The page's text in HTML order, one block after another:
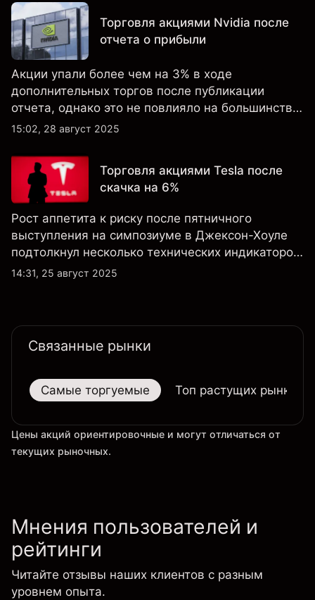
Торговля акциями Nvidia после
отчета о прибыли
Акции упали более чем на 3% в ходе
дополнительных торгов после публикации
отчета, однако это не повлияло на большинство
ключевых технических индикаторов, а
крайне оптимистичными.
15:02, 28 август 2025
Торговля акциями Tesla после
скачка на 6%
Рост аппетита к риску после пятничного
выступления на симпозиуме в Джексон-Хоуле
подтолкнул несколько технических индикаторов
по акциям Tesla к положительным значениям,
14:31, 25 август 2025
Связанные рынки
Самые торгуемые Топ растущих рынков
Цены акций ориентировочные и могут отличаться от
текущих рыночных.
Мнения пользователей и
рейтинги
Читайте отзывы наших клиентов с разным
уровнем опыта.